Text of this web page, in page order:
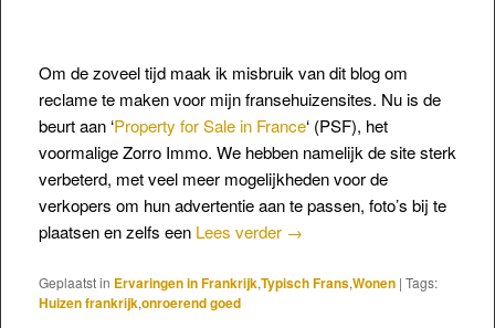
Om de zoveel tijd maak ik misbruik van dit blog om
reclame te maken voor mijn fransehuizensites. Nu is de
beurt aan ‘Property for Sale in France‘ (PSF), het
voormalige Zorro Immo. We hebben namelijk de site sterk
verbeterd, met veel meer mogelijkheden voor de
verkopers om hun advertentie aan te passen, foto’s bij te
plaatsen en zelfs een Lees verder →
Geplaatst in Ervaringen in Frankrijk,Typisch Frans,Wonen | Tags:
Huizen frankrijk,onroerend goed